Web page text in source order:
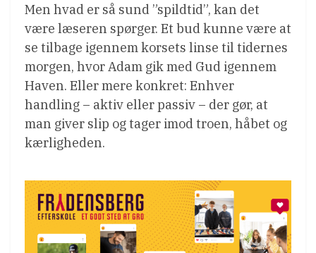
Men hvad er så sund ”spildtid”, kan det
være læseren spørger. Et bud kunne være at
se tilbage igennem korsets linse til tidernes
morgen, hvor Adam gik med Gud igennem
Haven. Eller mere konkret: Enhver
handling – aktiv eller passiv – der gør, at
man giver slip og tager imod troen, håbet og
kærligheden.